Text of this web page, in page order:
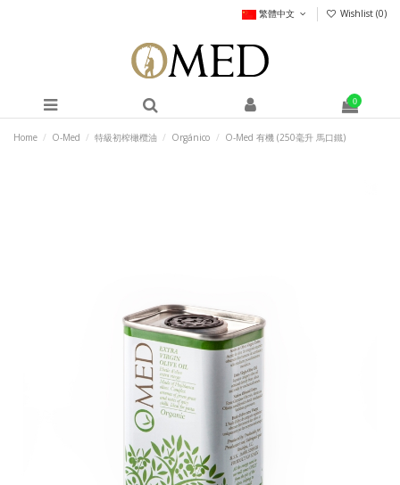
繁體中文 Wishlist (0)
0
Home O-Med 特級初榨橄欖油 Orgánico O-Med 有機 (250毫升 馬口鐵)